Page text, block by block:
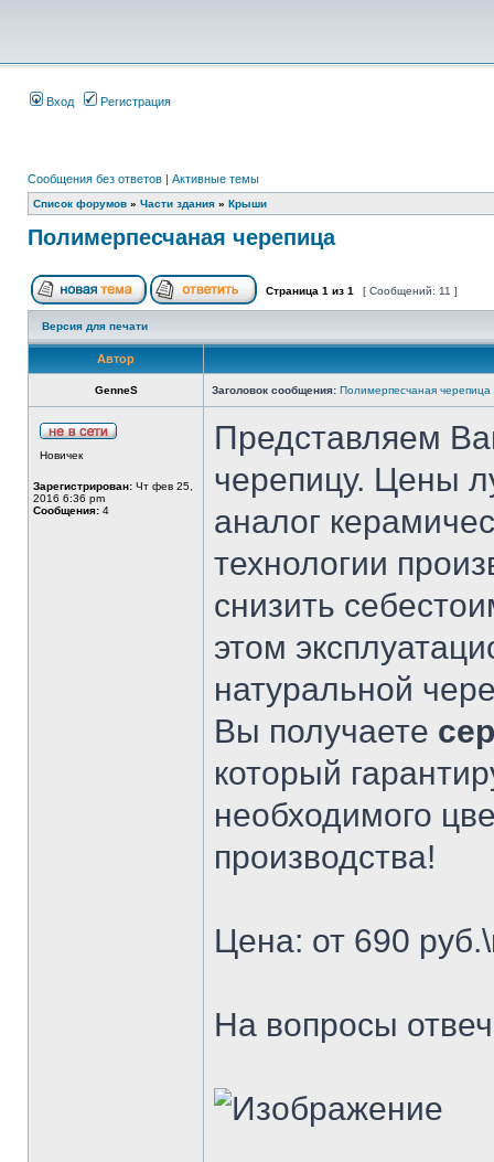
Вход Регистрация
Сообщения без ответов | Активные темы
Список форумов » Части здания » Крыши
Полимерпесчаная черепица
Страница 1 из 1 [ Сообщений: 11 ]
Версия для печати
Автор
GenneS Заголовок сообщения: Полимерпесчаная черепица
Новичек
Зарегистрирован: Чт фев 25,
2016 6:36 pm
Сообщения: 4
Представляем
черепицу. Цены
аналог
технологии
снизить
этом
натуральной
Вы получаете
который
необходимого
производства!
Цена: от 690
На вопросы